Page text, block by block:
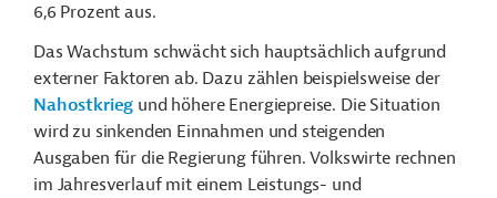
6,6 Prozent aus.
Das Wachstum schwächt sich hauptsächlich aufgrund
externer Faktoren ab. Dazu zählen beispielsweise der
Nahostkrieg und höhere Energiepreise. Die Situation
wird zu sinkenden Einnahmen und steigenden
Ausgaben für die Regierung führen. Volkswirte rechnen
im Jahresverlauf mit einem Leistungs- und